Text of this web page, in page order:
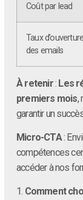
Coût par lead
Taux d’ouverture
des emails
À retenir: Les
premiers mois,
garantir un
Micro-CTA:
compétences
accéder à nos
1. Comment